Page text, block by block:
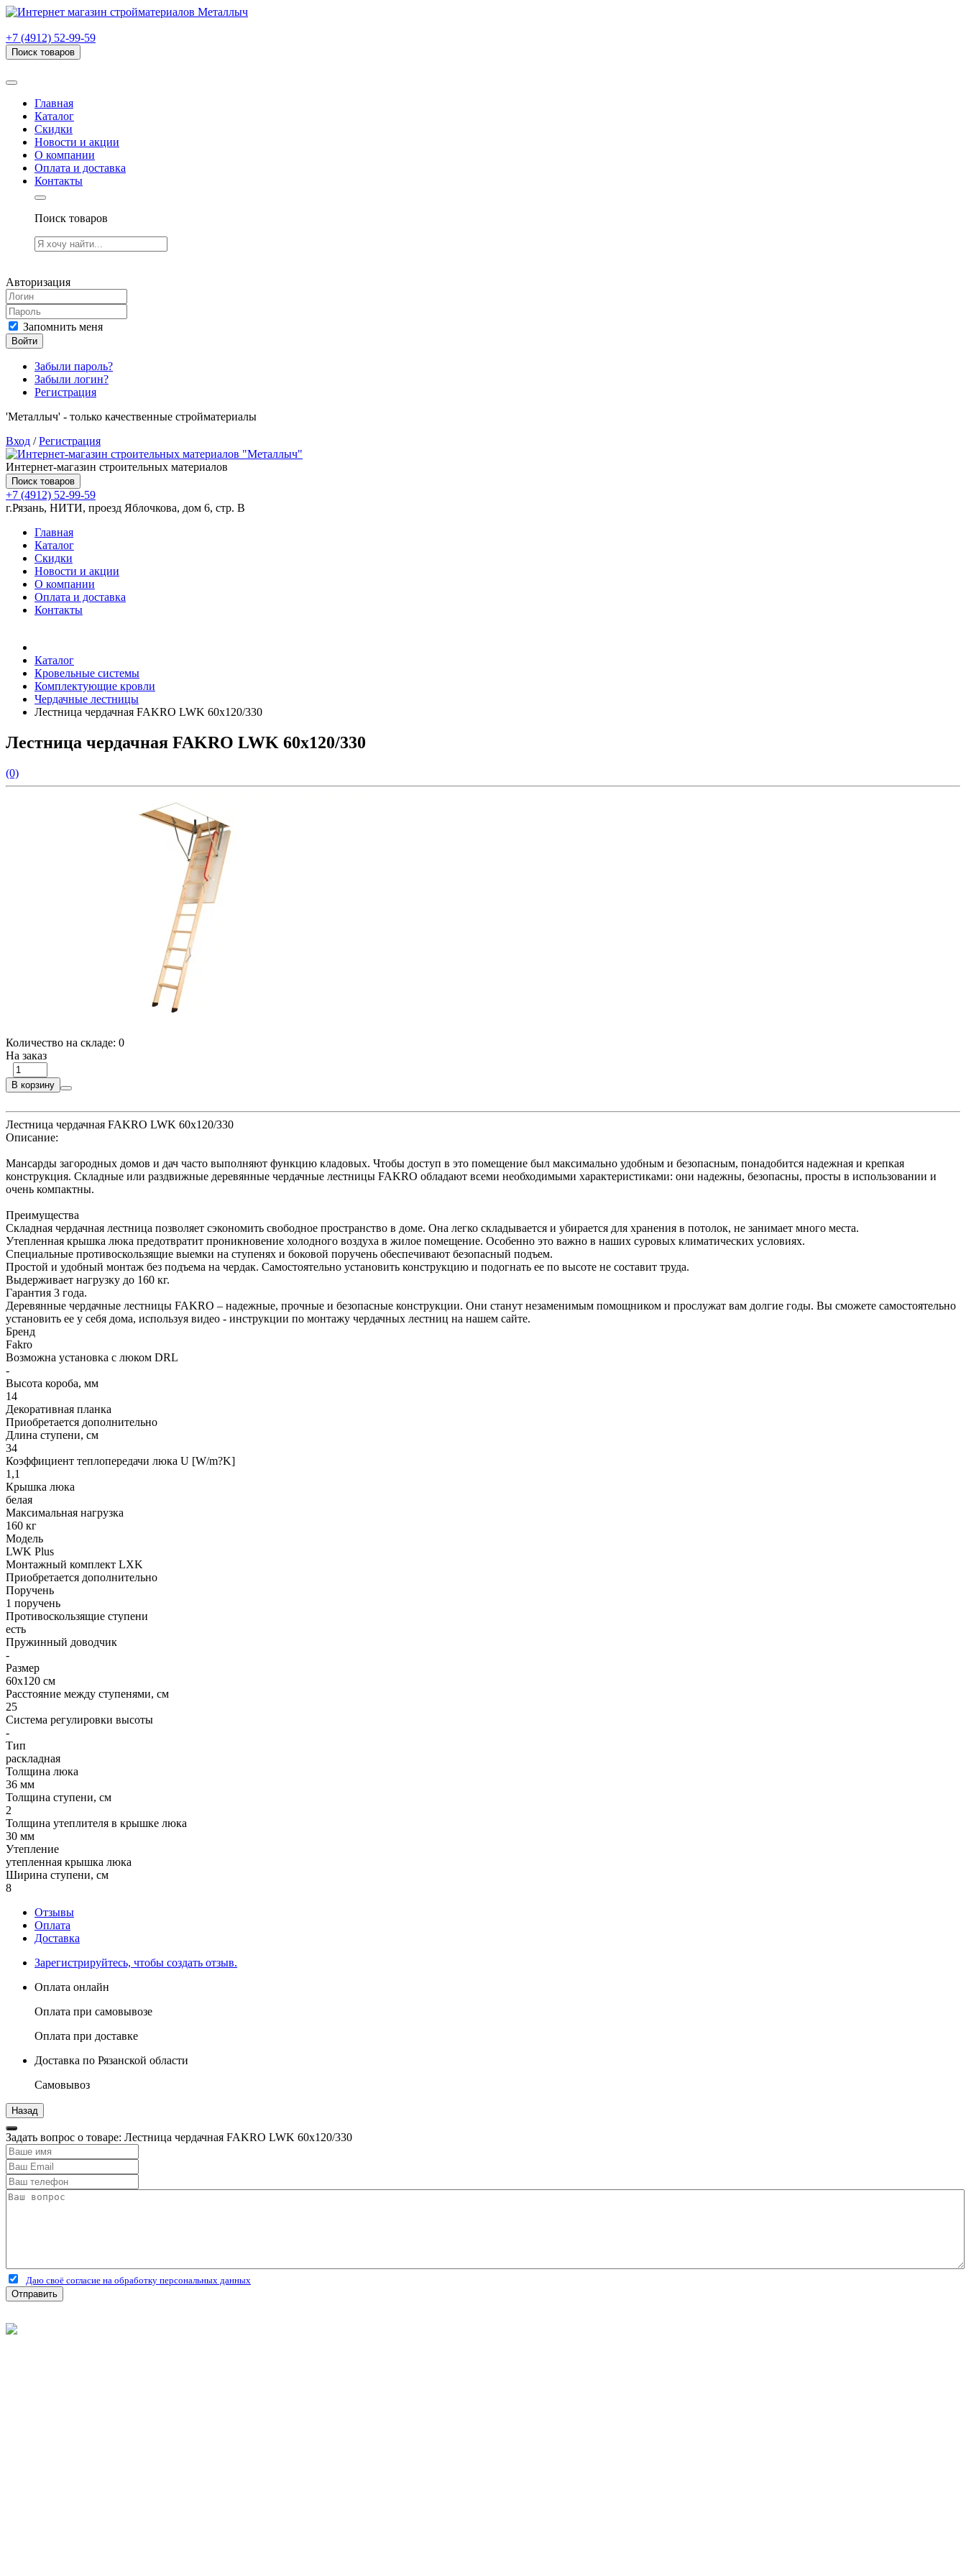
+7 (4912) 52-99-59
Поиск товаров
Главная
Каталог
Скидки
Новости и акции
О компании
Оплата и доставка
Контакты
Поиск товаров
Авторизация
Запомнить меня
Войти
Забыли пароль?
Забыли логин?
Регистрация
'Металлыч' - только качественные стройматериалы
Вход /Регистрация
Интернет-магазин строительных материалов
Поиск товаров
+7 (4912) 52-99-59
г.Рязань, НИТИ, проезд Яблочкова, дом 6, стр. В
Главная
Каталог
Скидки
Новости и акции
О компании
Оплата и доставка
Контакты
Каталог
Кровельные системы
Комплектующие кровли
Чердачные лестницы
Лестница чердачная FAKRO LWK 60х120/330
Лестница чердачная FAKRO LWK 60х120/330
(0)
Количество на складе: 0
На заказ
В корзину
Лестница чердачная FAKRO LWK 60х120/330
Описание:
Мансарды загородных домов и дач часто выполняют функцию кладовых. Чтобы доступ в это помещение был максимально удобным и безопасным, понадобится надежная и крепкая
конструкция. Складные или раздвижные деревянные чердачные лестницы FAKRO обладают всеми необходимыми характеристиками: они надежны, безопасны, просты в использовании и
очень компактны.
Преимущества
Складная чердачная лестница позволяет сэкономить свободное пространство в доме. Она легко складывается и убирается для хранения в потолок, не занимает много места.
Утепленная крышка люка предотвратит проникновение холодного воздуха в жилое помещение. Особенно это важно в наших суровых климатических условиях.
Специальные противоскользящие выемки на ступенях и боковой поручень обеспечивают безопасный подъем.
Простой и удобный монтаж без подъема на чердак. Самостоятельно установить конструкцию и подогнать ее по высоте не составит труда.
Выдерживает нагрузку до 160 кг.
Гарантия 3 года.
Деревянные чердачные лестницы FAKRO – надежные, прочные и безопасные конструкции. Они станут незаменимым помощником и прослужат вам долгие годы. Вы сможете самостоятельно
установить ее у себя дома, используя видео - инструкции по монтажу чердачных лестниц на нашем сайте.
Бренд
Fakro
Возможна установка с люком DRL
-
Высота короба, мм
14
Декоративная планка
Приобретается дополнительно
Длина ступени, см
34
Коэффициент теплопередачи люка U [W/m?K]
1,1
Крышка люка
белая
Максимальная нагрузка
160 кг
Модель
LWK Plus
Монтажный комплект LXK
Приобретается дополнительно
Поручень
1 поручень
Противоскользящие ступени
есть
Пружинный доводчик
-
Размер
60х120 см
Расстояние между ступенями, см
25
Система регулировки высоты
-
Тип
раскладная
Толщина люка
36 мм
Толщина ступени, см
2
Толщина утеплителя в крышке люка
30 мм
Утепление
утепленная крышка люка
Ширина ступени, см
8
Отзывы
Оплата
Доставка
Зарегистрируйтесь, чтобы создать отзыв.
Оплата онлайн
Оплата при самовывозе
Оплата при доставке
Доставка по Рязанской области
Самовывоз
Задать вопрос о товаре: Лестница чердачная FAKRO LWK 60х120/330
Даю своё согласие на обработку персональных данных
Отправить